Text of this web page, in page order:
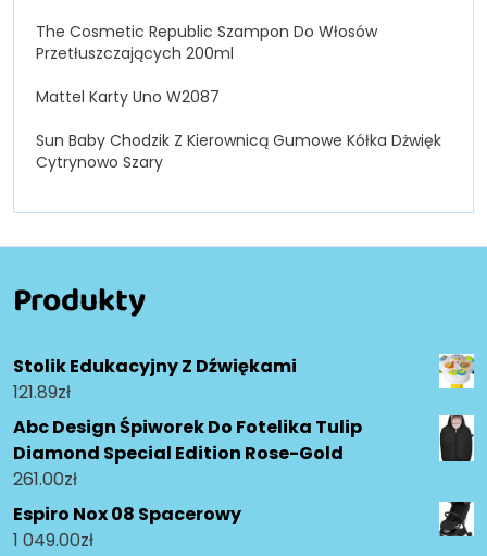
The Cosmetic Republic Szampon Do Włosów
Przetłuszczających 200ml
Mattel Karty Uno W2087
Sun Baby Chodzik Z Kierownicą Gumowe Kółka Dżwięk
Cytrynowo Szary
Produkty
Stolik Edukacyjny Z Dźwiękami
121.89zł
Abc Design Śpiworek Do Fotelika Tulip
Diamond Special Edition Rose-Gold
261.00zł
Espiro Nox 08 Spacerowy
1 049.00zł